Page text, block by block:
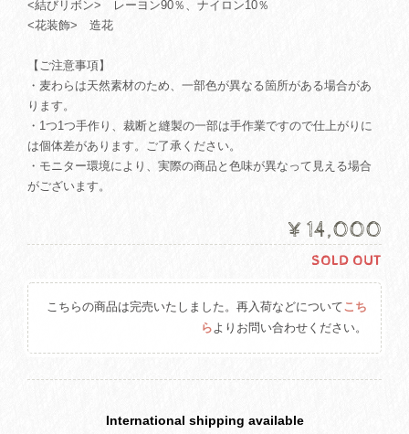
<結びリボン> レーヨン90％、ナイロン10％
<花装飾> 造花
【ご注意事項】
・麦わらは天然素材のため、一部色が異なる箇所がある場合があ
ります。
・1つ1つ手作り、裁断と縫製の一部は手作業ですので仕上がりに
は個体差があります。ご了承ください。
・モニター環境により、実際の商品と色味が異なって見える場合
がございます。
¥14,000
SOLD OUT
こちらの商品は完売いたしました。再入荷などについてこち
らよりお問い合わせください。
International shipping available